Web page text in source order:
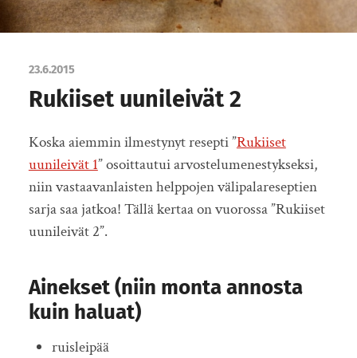
23.6.2015
Rukiiset uunileivät 2
Koska aiemmin ilmestynyt resepti ”Rukiiset
uunileivät 1” osoittautui arvostelumenestykseksi,
niin vastaavanlaisten helppojen välipalareseptien
sarja saa jatkoa! Tällä kertaa on vuorossa ”Rukiiset
uunileivät 2”.
Ainekset (niin monta annosta
kuin haluat)
ruisleipää